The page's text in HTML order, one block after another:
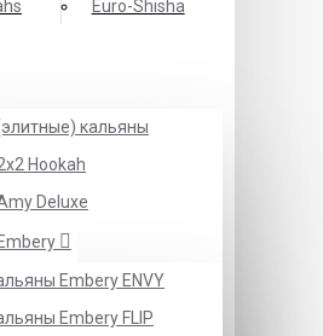
Еuro-Shisha
кальяны
Hookah
Deluxe
Embery ENVY
Embery FLIP